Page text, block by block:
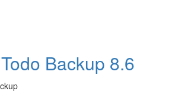
Backup 8.6